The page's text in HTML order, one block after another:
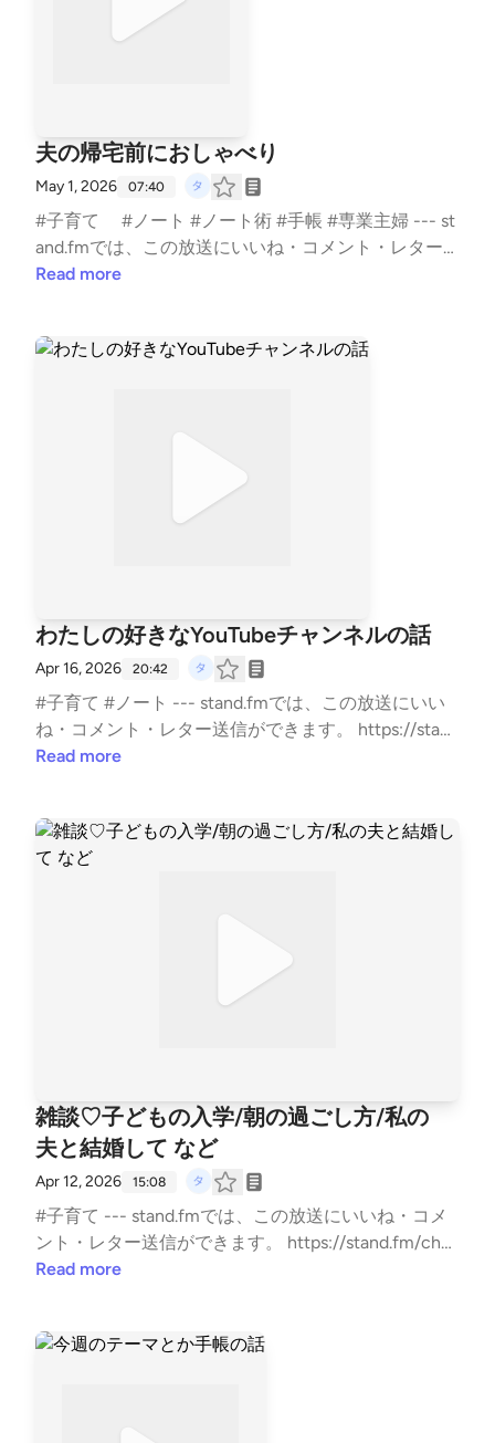
夫の帰宅前におしゃべり
May 1, 2026 07:40
#子育て #ノート #ノート術 #手帳 #専業主婦 --- st
and.fmでは、この放送にいいね・コメント・レター
送信ができます。 https://stand.fm/channels/5e0a1c5
Read more
わたしの好きなYouTubeチャンネルの話
Apr 16, 2026 20:42
#子育て #ノート --- stand.fmでは、この放送にいい
ね・コメント・レター送信ができます。 https://stan
d.fm/channels/5e0a1c5ee0b4ae817e2a30cf
Read more
雑談♡子どもの入学/朝の過ごし方/私の
夫と結婚して など
Apr 12, 2026 15:08
#子育て --- stand.fmでは、この放送にいいね・コメ
ント・レター送信ができます。 https://stand.fm/chan
nels/5e0a1c5ee0b4ae817e2a30cf
Read more